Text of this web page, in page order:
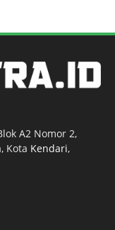
A2 Nomor 2,
Kota Kendari,